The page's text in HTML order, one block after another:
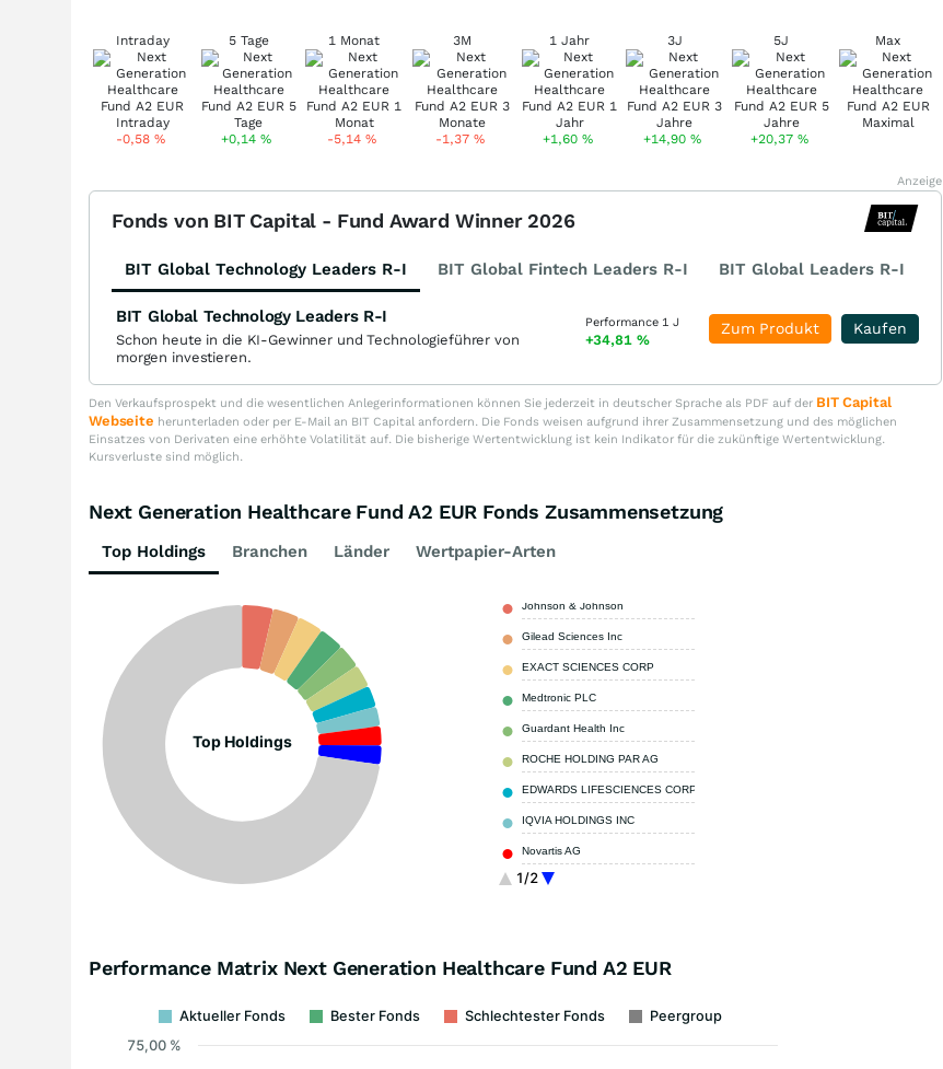
Intraday
-0,58 %
5 Tage
+0,14%
1 Monat
-5,14%
3M
-1,37%
1 Jahr
+1,60 %
3J
+14,90%
5J
+20,37 %
Max
Anzeige
Fonds von BIT Capital - Fund Award Winner 2026
BIT Global Technology Leaders R-I BIT Global Fintech Leaders R-I BIT Global Leaders R-I
BIT Global Technology Leaders R-I
Schon heute in die KI-Gewinner und Technologieführer von
morgen investieren.
Performance 1 J
+34,81 %
Kaufen
Zum Produkt
Den Verkaufsprospekt und die wesentlichen Anlegerinformationen können Sie jederzeit in deutscher Sprache als PDF auf der BIT Capital
Webseite herunterladen oder per E-Mail an BIT Capital anfordern. Die Fonds weisen aufgrund ihrer Zusammensetzung und des möglichen
Einsatzes von Derivaten eine erhöhte Volatilität auf. Die bisherige Wertentwicklung ist kein Indikator für die zukünftige Wertentwicklung.
Kursverluste sind möglich.
Next Generation Healthcare Fund A2 EUR Fonds Zusammensetzung
Top Holdings Branchen Länder Wertpapier-Arten
Top Holdings
1/2
Johnson & Johnson
Gilead Sciences Inc
EXACT SCIENCES CORP
Medtronic PLC
Guardant Health Inc
ROCHE HOLDING PAR AG
EDWARDS LIFESCIENCES CORP
IQVIA HOLDINGS INC
Novartis AG
MODERNA INC
Performance Matrix Next Generation Healthcare Fund A2 EUR
Aktueller Fonds Bester Fonds Schlechtester Fonds Peergroup
75,00 %